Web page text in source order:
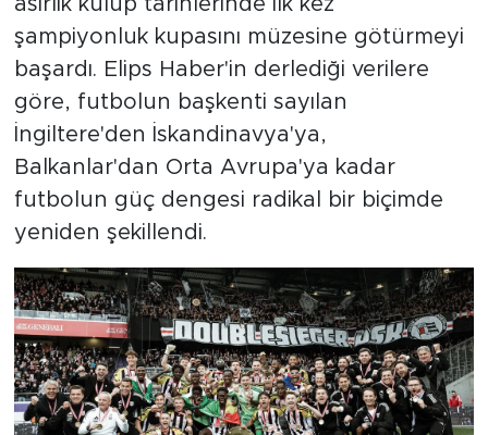
şampiyonluk kupasını müzesine götürmeyi
başardı. Elips Haber'in derlediği verilere
göre, futbolun başkenti sayılan
İngiltere'den İskandinavya'ya,
Balkanlar'dan Orta Avrupa'ya kadar
futbolun güç dengesi radikal bir biçimde
yeniden şekillendi.